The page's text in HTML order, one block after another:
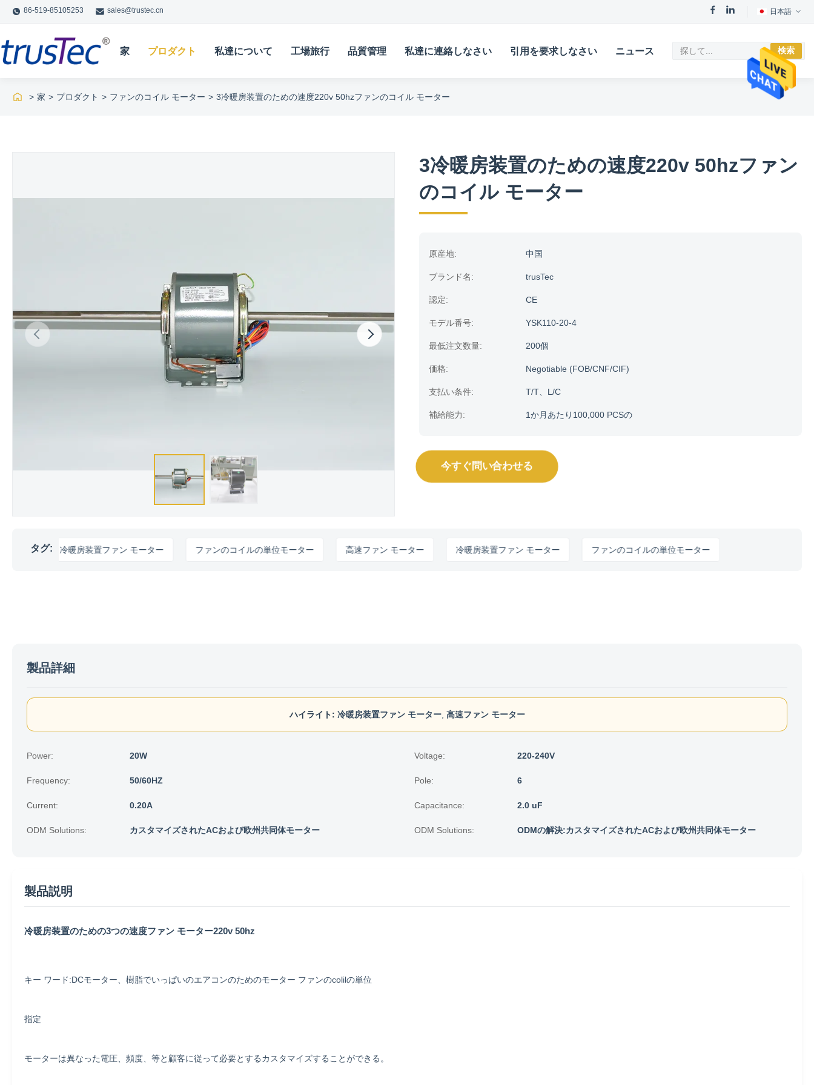
86-519-85105253 sales@trustec.cn 日本語
家 プロダクト 私達について 工場旅行 品質管理 私達に連絡しなさい 引用を要求しなさい ニュース 検索
> 家 > プロダクト > ファンのコイル モーター > 3冷暖房装置のための速度220v 50hzファンのコイル モーター
3冷暖房装置のための速度220v 50hzファン
のコイル モーター
原産地: 中国
ブランド名: trusTec
認定: CE
モデル番号: YSK110-20-4
最低注文数量: 200個
価格: Negotiable (FOB/CNF/CIF)
支払い条件: T/T、L/C
補給能力: 1か月あたり100,000 PCSの
今すぐ問い合わせる
タグ:
冷暖房装置ファン モーター ファンのコイルの単位モーター 高速ファン モーター 冷暖房装置ファン モーター ファンのコイルの単位モーター
製品詳細
ハイライト: 冷暖房装置ファン モーター, 高速ファン モーター
Power: 20W Voltage: 220-240V
Frequency: 50/60HZ Pole: 6
Current: 0.20A Capacitance: 2.0 uF
ODM Solutions: カスタマイズされたACおよび欧州共同体モーター ODM Solutions: ODMの解決:カスタマイズされたACおよび欧州共同体モーター
製品説明
冷暖房装置のための3つの速度ファン モーター220v 50hz
キー ワード:DCモーター、樹脂でいっぱいのエアコンのためのモーター ファンのcolilの単位
指定
モーターは異なった電圧、頻度、等と顧客に従って必要とするカスタマイズすることができる。